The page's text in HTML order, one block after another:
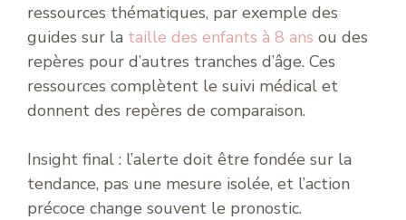
ressources thématiques, par exemple des
guides sur la taille des enfants à 8 ans ou des
repères pour d’autres tranches d’âge. Ces
ressources complètent le suivi médical et
donnent des repères de comparaison.
Insight final : l’alerte doit être fondée sur la
tendance, pas une mesure isolée, et l’action
précoce change souvent le pronostic.